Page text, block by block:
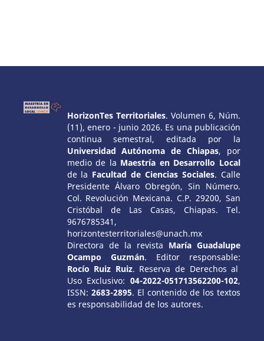
HorizonTes Territoriales. Volumen 6, Núm.
(11), enero - junio 2026. Es una publicación
continua semestral, editada por la
Universidad Autónoma de Chiapas, por
medio de la Maestría en Desarrollo Local
de la Facultad de Ciencias Sociales. Calle
Presidente Álvaro Obregón, Sin Número.
Col. Revolución Mexicana. C.P. 29200, San
Cristóbal de Las Casas, Chiapas. Tel.
9676785341,
horizontesterritoriales@unach.mx
Directora de la revista María Guadalupe
Ocampo Guzmán. Editor responsable:
Rocío Ruiz Ruiz. Reserva de Derechos al
Uso Exclusivo: 04-2022-051713562200-102,
ISSN: 2683-2895. El contenido de los textos
es responsabilidad de los autores.